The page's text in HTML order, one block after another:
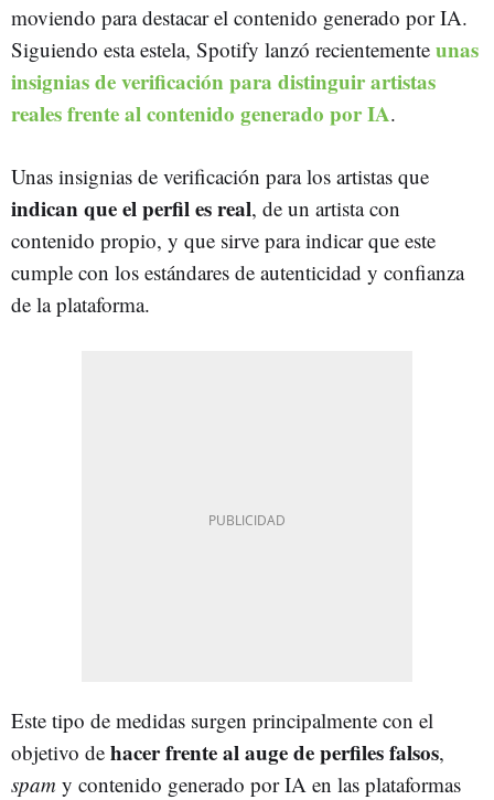
moviendo para destacar el contenido generado por IA.
Siguiendo esta estela, Spotify lanzó recientemente unas
insignias de verificación para distinguir artistas
reales frente al contenido generado por IA.
Unas insignias de verificación para los artistas que
indican que el perfil es real, de un artista con
contenido propio, y que sirve para indicar que este
cumple con los estándares de autenticidad y confianza
de la plataforma.
Este tipo de medidas surgen principalmente con el
objetivo de hacer frente al auge de perfiles falsos,
spam y contenido generado por IA en las plataformas